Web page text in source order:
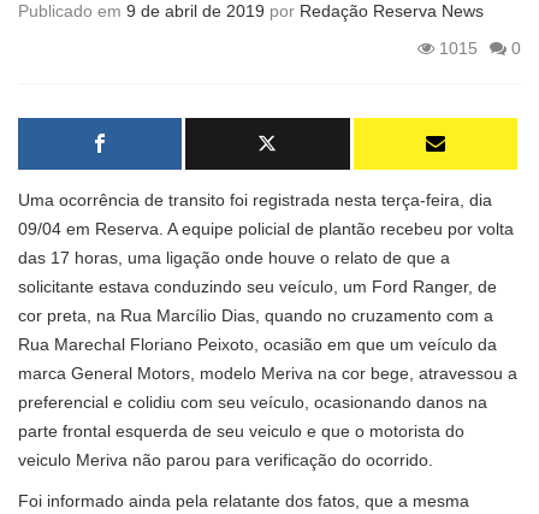
Publicado em 9 de abril de 2019 por Redação Reserva News
1015
0
Uma ocorrência de transito foi registrada nesta terça-feira, dia
09/04 em Reserva. A equipe policial de plantão recebeu por volta
das 17 horas, uma ligação onde houve o relato de que a
solicitante estava conduzindo seu veículo, um Ford Ranger, de
cor preta, na Rua Marcílio Dias, quando no cruzamento com a
Rua Marechal Floriano Peixoto, ocasião em que um veículo da
marca General Motors, modelo Meriva na cor bege, atravessou a
preferencial e colidiu com seu veículo, ocasionando danos na
parte frontal esquerda de seu veiculo e que o motorista do
veiculo Meriva não parou para verificação do ocorrido.
Foi informado ainda pela relatante dos fatos, que a mesma